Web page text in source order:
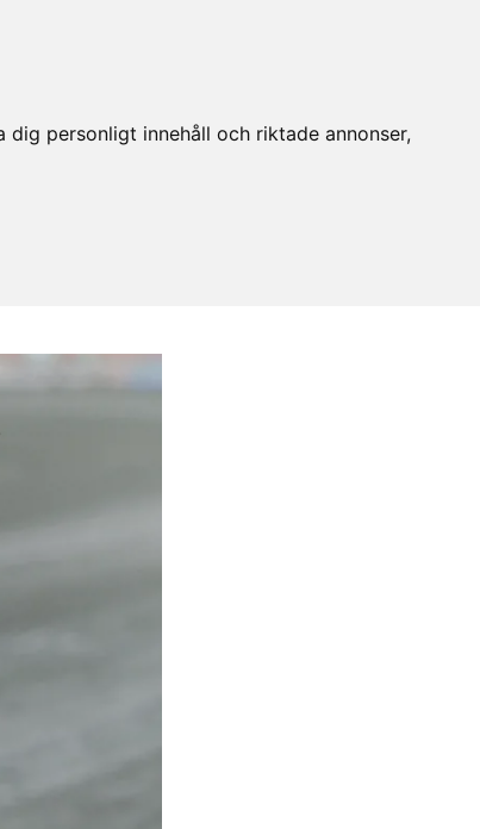
personligt innehåll och riktade annonser,